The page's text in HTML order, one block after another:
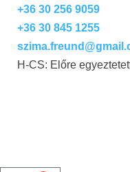
+36 30 256 9059
+36 30 845 1255
H-CS: Előre